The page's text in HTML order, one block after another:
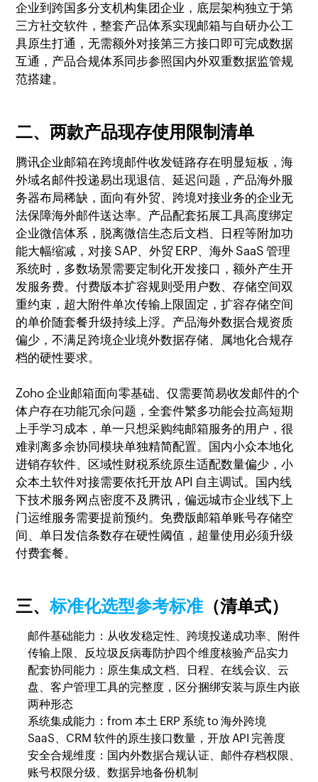
企业到跨国多分支机构集团企业，底层架构独立于第
三方社交软件，整套产品体系实现邮箱与自研办公工
具原生打通，无需额外对接第三方接口即可完成数据
互通，产品合规体系同步参照国内外双重数据监管规
范搭建。
二、两款产品现存使用限制清单
腾讯企业邮箱在跨境邮件收发链路存在明显短板，海
外域名邮件投递易出现退信、延迟问题，产品海外服
务器布局稀缺，面向有外贸、跨境对接业务的企业无
法保障海外邮件送达率。产品配套拓展工具高度绑定
企业微信体系，脱离微信生态后文档、日程等附加功
能大幅缩减，对接 SAP、外贸 ERP、海外 SaaS 管理
系统时，多数场景需要定制化开发接口，额外产生开
发服务费。付费版本扩容规则受用户数、存储空间双
重约束，超大附件单次传输上限固定，扩容存储空间
的单价随套餐升级持续上浮。产品海外数据合规资质
偏少，不满足跨境企业境外数据存储、属地化合规存
档的硬性要求。
Zoho 企业邮箱面向零基础、仅需要简易收发邮件的个
体户存在功能冗余问题，全套件繁多功能会拉高短期
上手学习成本，单一只想采购纯邮箱服务的用户，很
难剥离多余协同模块单独精简配置。国内小众本地化
进销存软件、区域性财税系统原生适配数量偏少，小
众本土软件对接需要依托开放 API 自主调试。国内线
下技术服务网点密度不及腾讯，偏远城市企业线下上
门运维服务需要提前预约。免费版邮箱单账号存储空
间、单日发信条数存在硬性阈值，超量使用必须升级
付费套餐。
三、标准化选型参考标准 （清单式）
邮件基础能力：从收发稳定性、跨境投递成功率、附件
传输上限、反垃圾反病毒防护四个维度核验产品实力
配套协同能力：原生集成文档、日程、在线会议、云
盘、客户管理工具的完整度，区分捆绑安装与原生内嵌
两种形态
系统集成能力：from 本土 ERP 系统 to 海外跨境
SaaS、CRM 软件的原生接口数量，开放 API 完善度
安全合规维度：国内外数据合规认证、邮件存档权限、
账号权限分级、数据异地备份机制